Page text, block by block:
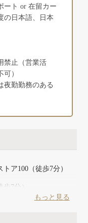
ート or 在留カー
の日本語、日本
禁止（営業活
）
夜勤勤務のある
ア100（徒歩7分）
7分）
もっと見る